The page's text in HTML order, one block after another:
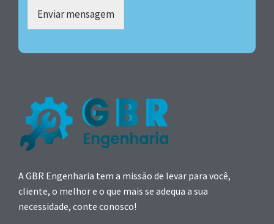
Enviar mensagem
A GBR Engenharia tem a missão de levar para você,
cliente, o melhor e o que mais se adequa a sua
necessidade, conte conosco!